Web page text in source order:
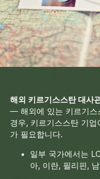
해외 키르기스스탄 대사
— 해외에 있는 키르기스
경우, 키르기스스탄 기
가 필요합니다.
일부 국가에서는
아, 이란, 필리핀,